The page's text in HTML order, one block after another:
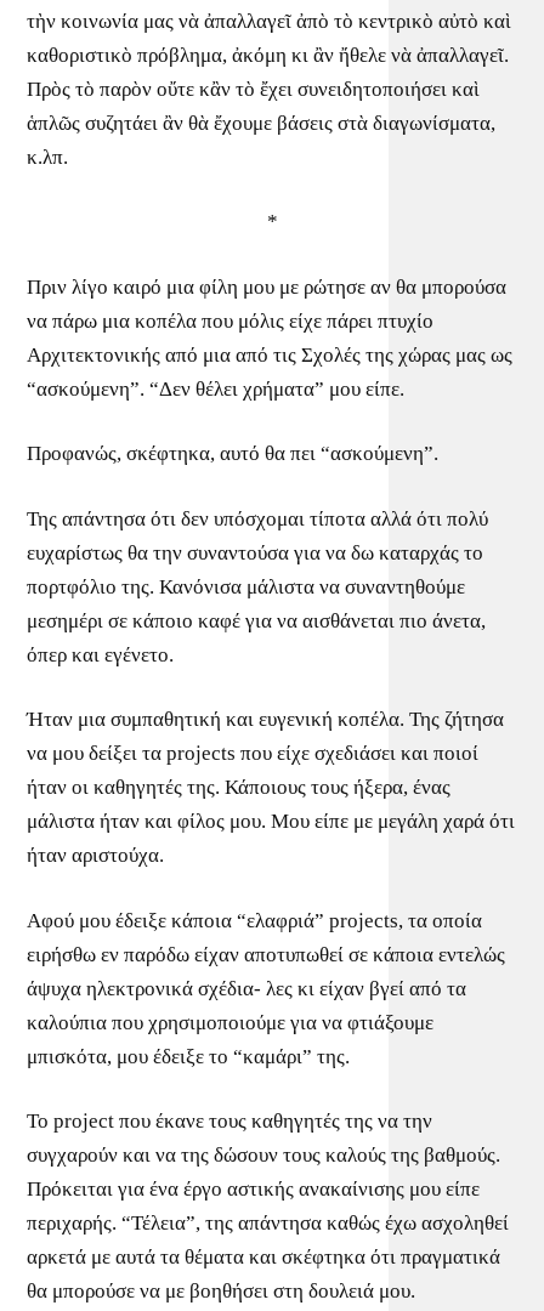
τὴν κοινωνία μας νὰ ἀπαλλαγεῖ ἀπὸ τὸ κεντρικὸ αὐτὸ καὶ
καθοριστικὸ πρόβλημα, ἀκόμη κι ἂν ἤθελε νὰ ἀπαλλαγεῖ.
Πρὸς τὸ παρὸν οὔτε κἂν τὸ ἔχει συνειδητοποιήσει καὶ
ἁπλῶς συζητάει ἂν θὰ ἔχουμε βάσεις στὰ διαγωνίσματα,
κ.λπ.
*
Πριν λίγο καιρό μια φίλη μου με ρώτησε αν θα μπορούσα
να πάρω μια κοπέλα που μόλις είχε πάρει πτυχίο
Αρχιτεκτονικής από μια από τις Σχολές της χώρας μας ως
“ασκούμενη”. “Δεν θέλει χρήματα” μου είπε.
Προφανώς, σκέφτηκα, αυτό θα πει “ασκούμενη”.
Της απάντησα ότι δεν υπόσχομαι τίποτα αλλά ότι πολύ
ευχαρίστως θα την συναντούσα για να δω καταρχάς το
πορτφόλιο της. Κανόνισα μάλιστα να συναντηθούμε
μεσημέρι σε κάποιο καφέ για να αισθάνεται πιο άνετα,
όπερ και εγένετο.
Ήταν μια συμπαθητική και ευγενική κοπέλα. Της ζήτησα
να μου δείξει τα projects που είχε σχεδιάσει και ποιοί
ήταν οι καθηγητές της. Κάποιους τους ήξερα, ένας
μάλιστα ήταν και φίλος μου. Μου είπε με μεγάλη χαρά ότι
ήταν αριστούχα.
Αφού μου έδειξε κάποια “ελαφριά” projects, τα οποία
ειρήσθω εν παρόδω είχαν αποτυπωθεί σε κάποια εντελώς
άψυχα ηλεκτρονικά σχέδια- λες κι είχαν βγεί από τα
καλούπια που χρησιμοποιούμε για να φτιάξουμε
μπισκότα, μου έδειξε το “καμάρι” της.
Το project που έκανε τους καθηγητές της να την
συγχαρούν και να της δώσουν τους καλούς της βαθμούς.
Πρόκειται για ένα έργο αστικής ανακαίνισης μου είπε
περιχαρής. “Τέλεια”, της απάντησα καθώς έχω ασχοληθεί
αρκετά με αυτά τα θέματα και σκέφτηκα ότι πραγματικά
θα μπορούσε να με βοηθήσει στη δουλειά μου.